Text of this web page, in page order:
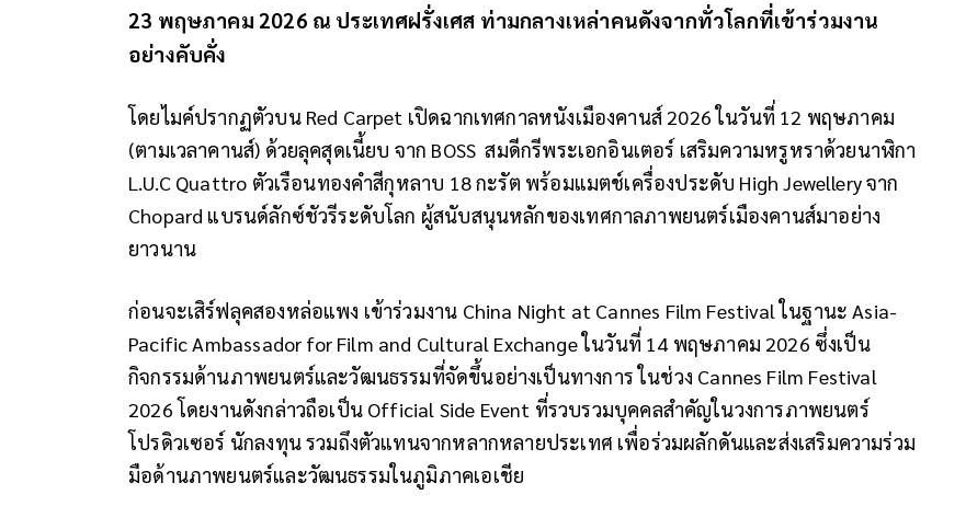
23 พฤษภาคม 2026 ณ ประเทศฝรั่งเศส ท่ามกลางเหล่าคนดังจากทั่วโลกที่เข้าร่วมงาน
อย่างคับคั่ง
โดยไมค์ปรากฏตัวบน Red Carpet เปิดฉากเทศกาลหนังเมืองคานส์ 2026 ในวันที่ 12 พฤษภาคม
(ตามเวลาคานส์) ด้วยลุคสุดเนี้ยบ จาก BOSS สมดีกรีพระเอกอินเตอร์ เสริมความหรูหราด้วยนาฬิกา
L.U.C Quattro ตัวเรือนทองคำสีกุหลาบ 18 กะรัต พร้อมแมตช์เครื่องประดับ High Jewellery จาก
Chopard แบรนด์ลักซ์ชัวรีระดับโลก ผู้สนับสนุนหลักของเทศกาลภาพยนตร์เมืองคานส์มาอย่าง
ยาวนาน
ก่อนจะเสิร์ฟลุคสองหล่อแพง เข้าร่วมงาน China Night at Cannes Film Festival ในฐานะ Asia-
Pacific Ambassador for Film and Cultural Exchange ในวันที่ 14 พฤษภาคม 2026 ซึ่งเป็น
กิจกรรมด้านภาพยนตร์และวัฒนธรรมที่จัดขึ้นอย่างเป็นทางการ ในช่วง Cannes Film Festival
2026 โดยงานดังกล่าวถือเป็น Official Side Event ที่รวบรวมบุคคลสำคัญในวงการภาพยนตร์
โปรดิวเซอร์ นักลงทุน รวมถึงตัวแทนจากหลากหลายประเทศ เพื่อร่วมผลักดันและส่งเสริมความร่วม
มือด้านภาพยนตร์และวัฒนธรรมในภูมิภาคเอเชีย